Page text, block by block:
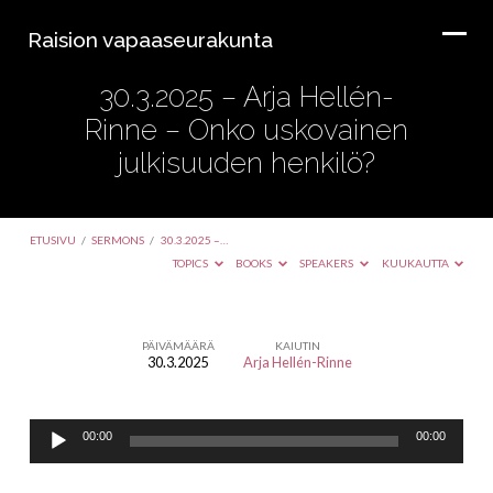
Raision vapaaseurakunta
30.3.2025 – Arja Hellén-
Rinne – Onko uskovainen
julkisuuden henkilö?
ETUSIVU / SERMONS / 30.3.2025 –…
TOPICS
BOOKS SPEAKERS KUUKAUTTA
Arja
Hellén-
PÄIVÄMÄÄRÄ
30.3.2025
KAIUTIN
Arja Hellén-Rinne
Äänitoistin
00:00 00:00